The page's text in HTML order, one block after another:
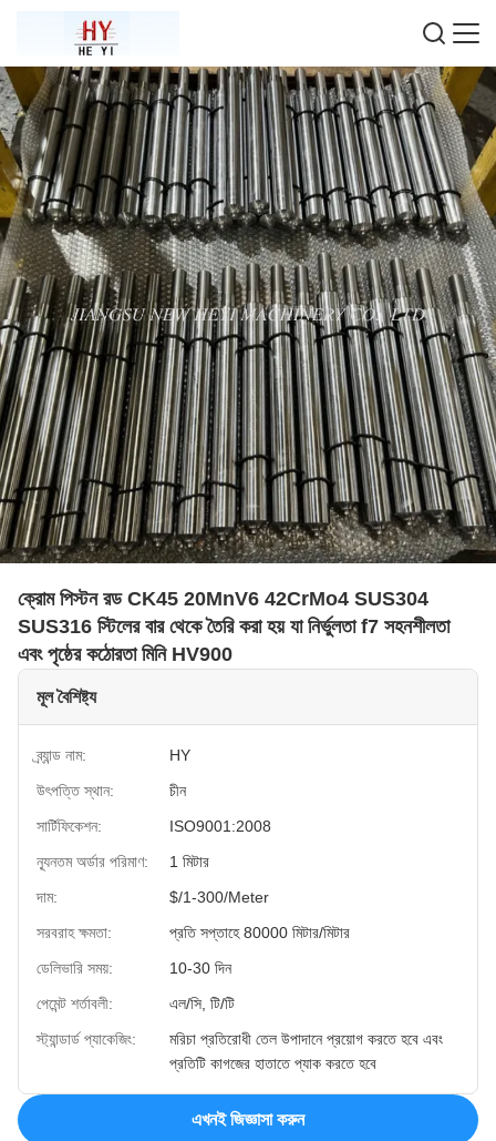
ক্রোম পিস্টন রড CK45 20MnV6 42CrMo4 SUS304
SUS316 স্টিলের বার থেকে তৈরি করা হয় যা নির্ভুলতা f7 সহনশীলতা
এবং পৃষ্ঠের কঠোরতা মিনি HV900
মূল বৈশিষ্ট্য
ব্র্যান্ড নাম:
HY
উৎপত্তি স্থান:
চীন
সার্টিফিকেশন:
ISO9001:2008
ন্যূনতম অর্ডার পরিমাণ:
1 মিটার
দাম:
$/1-300/Meter
সরবরাহ ক্ষমতা:
প্রতি সপ্তাহে 80000 মিটার/মিটার
ডেলিভারি সময়:
10-30 দিন
পেমেন্ট শর্তাবলী:
এল/সি, টি/টি
স্ট্যান্ডার্ড প্যাকেজিং:
মরিচা প্রতিরোধী তেল উপাদানে প্রয়োগ করতে হবে এবং
প্রতিটি কাগজের হাতাতে প্যাক করতে হবে
এখনই জিজ্ঞাসা করুন